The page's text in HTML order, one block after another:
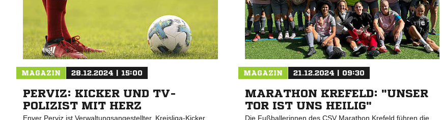
MAGAZIN 28.12.2024 | 15:00
PERVIZ: KICKER UND TV-
POLIZIST MIT HERZ
Enver Perviz ist Verwaltungsangestellter, Kreisliga-Kicker
MAGAZIN 21.12.2024 | 09:30
MARATHON KREFELD: "UNSER
TOR IST UNS HEILIG"
Die Fußballerinnen des CSV Marathon Krefeld führen die